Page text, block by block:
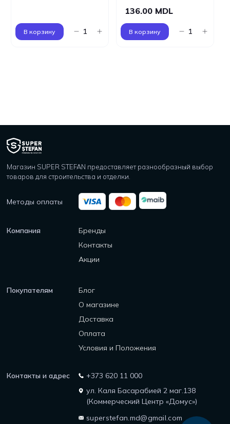
В корзину
136.00 MDL
В корзину
Магазин SUPER STEFAN предоставляет разнообразный выбор
товаров для строительства и отделки.
Методы оплаты
Компания
Бренды
Контакты
Акции
Покупателям
Блог
О магазине
Доставка
Оплата
Условия и Положения
Контакты и адрес
+373 620 11 000
ул. Каля Басарабией 2 маг.138
(Коммерческий Центр «Домус»)
superstefan.md@gmail.com